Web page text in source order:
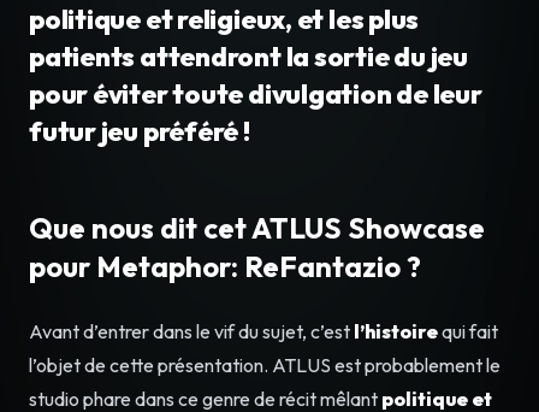
politique et religieux, et les plus
patients attendront la sortie du jeu
pour éviter toute divulgation de leur
futur jeu préféré !
Que nous dit cet ATLUS Showcase
pour Metaphor: ReFantazio ?
Avant d’entrer dans le vif du sujet, c’est l’histoirequi fait
l’objet de cette présentation. ATLUS est probablement le
studio phare dans ce genre de récit mêlant politique et